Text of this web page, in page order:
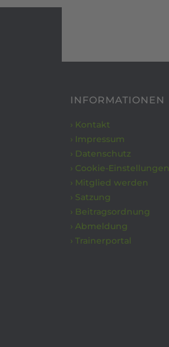
INFORMATIONEN
› Kontakt
› Impressum
› Datenschutz
› Cookie-Einstellungen
› Mitglied werden
› Satzung
› Beitragsordnung
› Abmeldung
› Trainerportal